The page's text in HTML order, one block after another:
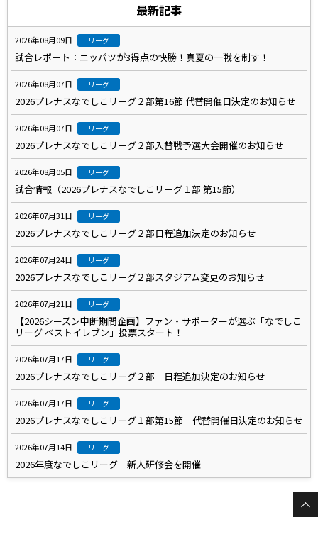
最新記事
2026年08月09日 リーグ
試合レポート：ニッパツが3得点の快勝！真夏の一戦を制す！
2026年08月07日 リーグ
2026プレナスなでしこリーグ２部第16節 代替開催日決定のお知らせ
2026年08月07日 リーグ
2026プレナスなでしこリーグ２部入替戦予選大会開催のお知らせ
2026年08月05日 リーグ
試合情報（2026プレナスなでしこリーグ１部 第15節）
2026年07月31日 リーグ
2026プレナスなでしこリーグ２部日程追加決定のお知らせ
2026年07月24日 リーグ
2026プレナスなでしこリーグ２部スタジアム変更のお知らせ
2026年07月21日 リーグ
【2026シーズン中断期間企画】ファン・サポーターが選ぶ「なでしこ
リーグ ベストイレブン」投票スタート！
2026年07月17日 リーグ
2026プレナスなでしこリーグ２部 日程追加決定のお知らせ
2026年07月17日 リーグ
2026プレナスなでしこリーグ１部第15節 代替開催日決定のお知らせ
2026年07月14日 リーグ
2026年度なでしこリーグ 新人研修会を開催